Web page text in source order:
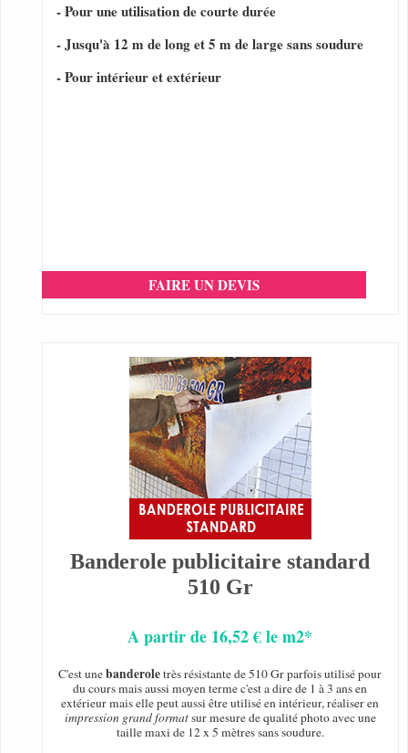
- Pour une utilisation de courte durée
- Jusqu'à 12 m de long et 5 m de large sans soudure
- Pour intérieur et extérieur
FAIRE UN DEVIS
Banderole publicitaire standard
510 Gr
A partir de 16,52 € le m2*
C'est unebanderoletrès résistante de 510 Gr parfois utilisé pour
du cours mais aussi moyen terme c'est a dire de 1 à 3 ans en
extérieur mais elle peut aussi être utilisé en intérieur, réaliser en
impression grand formatsur mesure de qualité photo avec une
taille maxi de 12 x 5 mètres sans soudure.